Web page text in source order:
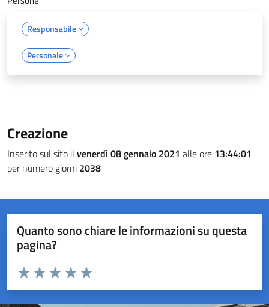
Responsabile
Personale
Creazione
Inserito sul sito il venerdì 08 gennaio 2021 alle ore 13:44:01
per numero giorni 2038
Quanto sono chiare le informazioni su questa
pagina?
Valuta da 1 a 5 stelle la pagina
Valuta 5 stelle su 5
Valuta 4 stelle su 5
Valuta 3 stelle su 5
Valuta 2 stelle su 5
Valuta 1 stelle su 5